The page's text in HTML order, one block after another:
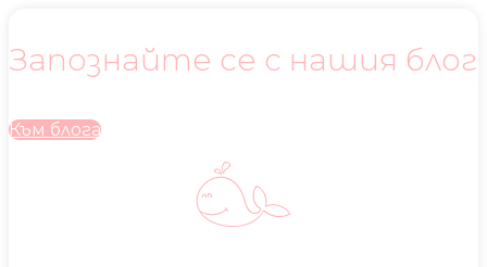
Запознайте се с нашия блог
Към блога